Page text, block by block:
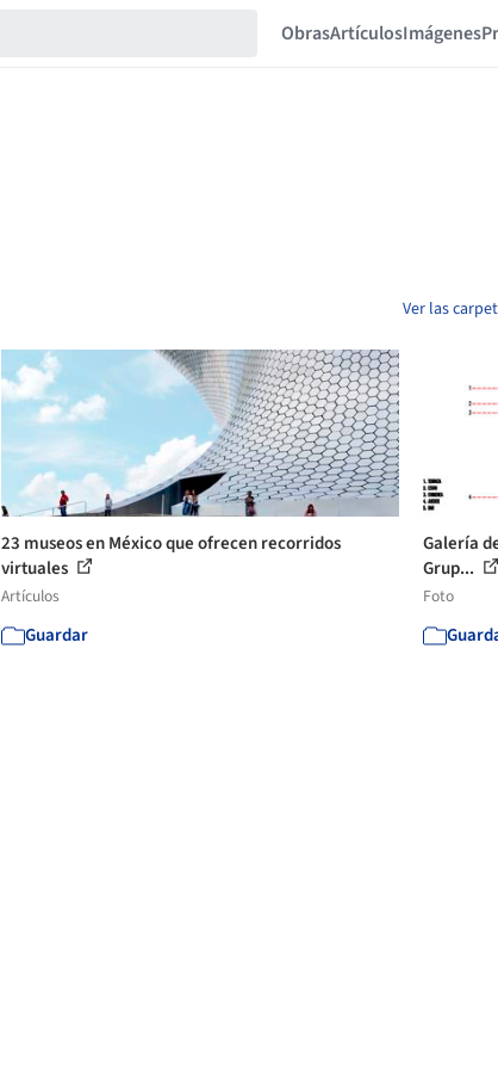
ObrasArtículosImágenes
Ver las
23 museos en México que ofrecen recorridos
virtuales
Artículos
Guardar
Galería
Grup...
Foto